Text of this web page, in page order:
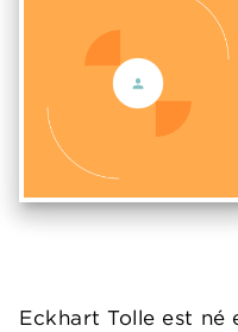
Eckhart Tolle est né